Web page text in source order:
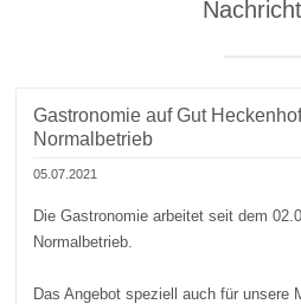
Gastronomie auf Gut
Normalbetrieb
05.07.2021
Die Gastronomie arbeitet seit dem
Normalbetrieb.
Das Angebot speziell auch für unsere